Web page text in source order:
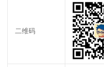
二维码